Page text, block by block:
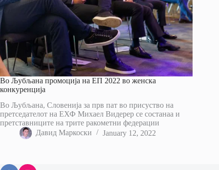
Во Љубљана промоција на ЕП 2022 во женска
конкуренција
Во Љубљана, Словенија за прв пат во присуство на
претседателот на ЕХФ Михаел Видерер се состанаа и
претставниците на трите ракометни федерации
Давид Маркоски
January 12, 2022